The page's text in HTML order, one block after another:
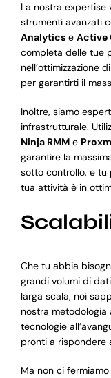
La nostra expertise
strumenti avanzati
Analyticse Active
completa delle tue
nell’ottimizzazione
per garantirti il
Inoltre, siamo
infrastrutturale.
Ninja RMMe
garantire la
sotto controllo, e tu
tua attività è in
Che tu abbia
grandi volumi di
larga scala, noi
nostra metodologia
tecnologie
pronti a rispondere
Ma non ci